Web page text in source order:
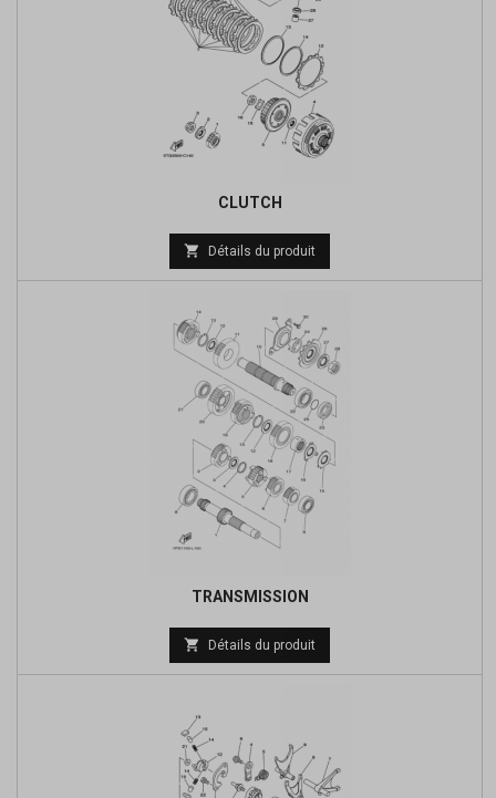
CLUTCH
Prix
de
 Détails du produit
TRANSMISSION
Prix
de
 Détails du produit